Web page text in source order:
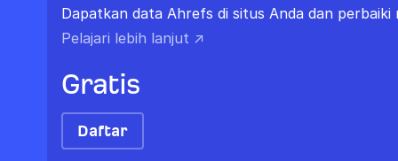
Dapatkan data Ahrefs di situs Anda dan perbaiki
Pelajari lebih lanjut ↗
Gratis
Daftar